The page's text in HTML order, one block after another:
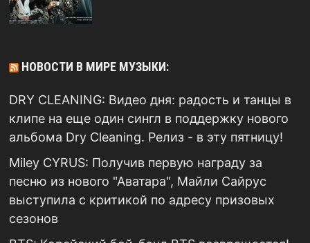
НОВОСТИ В МИРЕ МУЗЫКИ:
DRY CLEANING: Видео дня: радость и танцы в
клипе на еще один сингл в поддержку нового
альбома Dry Cleaning. Релиз - в эту пятницу!
Miley CYRUS: Получив первую награду за
песню из нового "Аватара", Майли Сайрус
выступила с критикой по адресу призовых
сезонов